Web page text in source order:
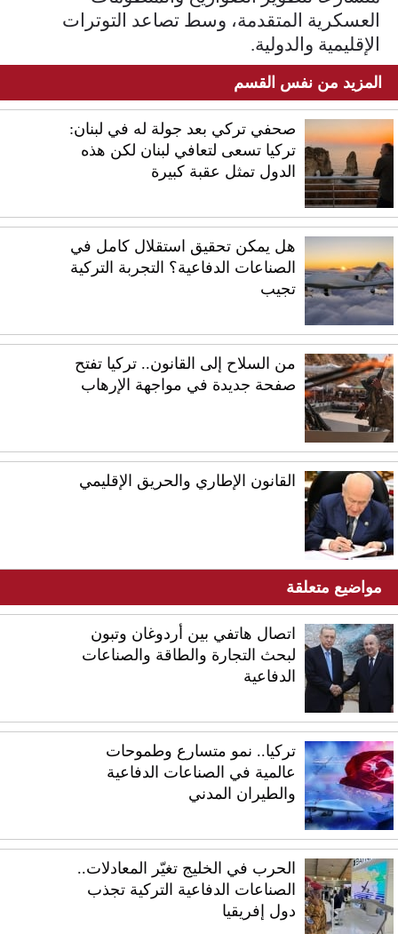
العسكرية المتقدمة، وسط تصاعد التوترات
الإقليمية والدولية.
المزيد من نفس القسم
صحفي تركي بعد جولة له في لبنان:
تركيا تسعى لتعافي لبنان لكن هذه
الدول تمثل عقبة كبيرة
هل يمكن تحقيق استقلال كامل في
الصناعات الدفاعية؟ التجربة التركية
تجيب
من السلاح إلى القانون.. تركيا تفتح
صفحة جديدة في مواجهة الإرهاب
القانون الإطاري والحريق الإقليمي
مواضيع متعلقة
اتصال هاتفي بين أردوغان وتبون
لبحث التجارة والطاقة والصناعات
الدفاعية
تركيا.. نمو متسارع وطموحات
عالمية في الصناعات الدفاعية
والطيران المدني
الحرب في الخليج تغيّر المعادلات..
الصناعات الدفاعية التركية تجذب
دول إفريقيا